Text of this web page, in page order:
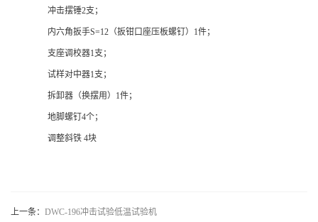
冲击摆锤2支；
内六角扳手S=12（扳钳口座压板螺钉）1件；
支座调校器1支；
试样对中器1支；
拆卸器（换摆用） 1件；
地脚螺钉 4个；
调整斜铁 4块
上一条： DWC-196冲击试验低温试验机